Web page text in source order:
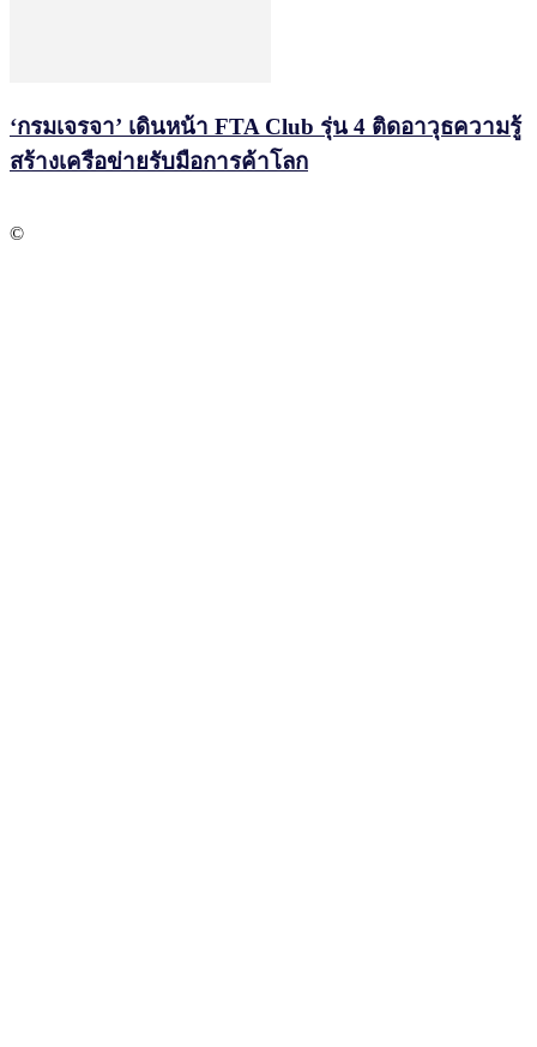
‘กรมเจรจา’ เดินหน้า FTA Club รุ่น 4 ติดอาวุธความรู้
สร้างเครือข่ายรับมือการค้าโลก
©